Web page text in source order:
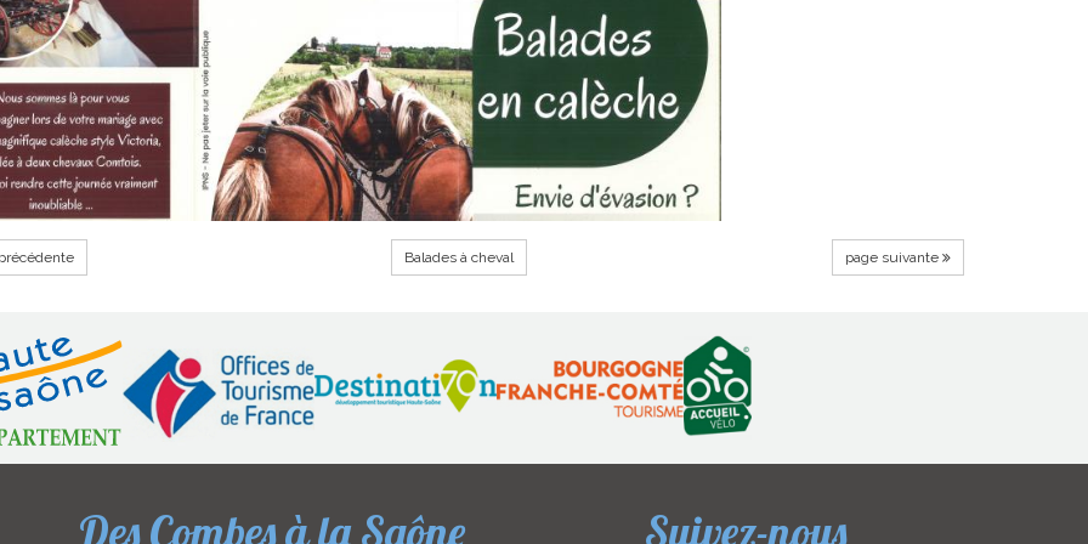
Balades à cheval page suivante
Des Combes à la Saône Suivez-nous